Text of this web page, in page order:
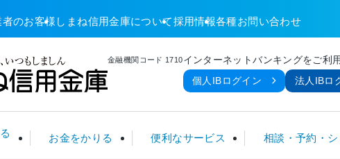
者のお客様 しまね信用金庫について採用情報各種お問い合わせ
金融機関コード 1710インターネットバンキングをご利
個人IBログイン
法人IBロ
お金をかりる 便利なサービス 相談・予約・